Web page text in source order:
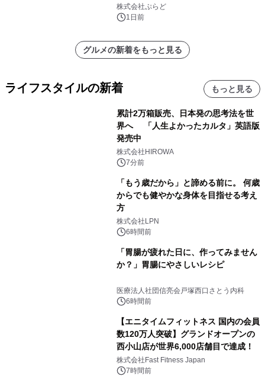
株式会社ぷらど
1日前
グルメの新着をもっと見る
ライフスタイルの新着 もっと見る
累計2万箱販売、日本発の思考法を世
界へ 「人生よかったカルタ」英語版
発売中
株式会社HIROWA
7分前
「もう歳だから」と諦める前に。 何歳
からでも健やかな身体を目指せる考え
方
株式会社LPN
6時間前
「胃腸が疲れた日に、作ってみません
か？」胃腸にやさしいレシピ
医療法人社団信亮会戸塚西口さとう内科
6時間前
【エニタイムフィットネス 国内の会員
数120万人突破】グランドオープンの
西小山店が世界6,000店舗目で達成！
株式会社Fast Fitness Japan
7時間前